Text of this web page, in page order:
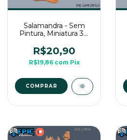
Salamandra - Sem
Pintura, Miniatura 3D
Mesa
R$20,90
R$19,86 com Pix
COMPRAR